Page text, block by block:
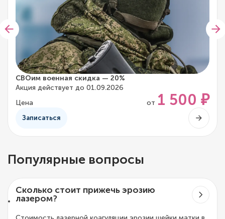
СВОим военная скидка — 20%
Акция действует до 01.09.2026
Цена
от 1 500 ₽
Записаться
Популярные вопросы
Сколько стоит прижечь эрозию
лазером?